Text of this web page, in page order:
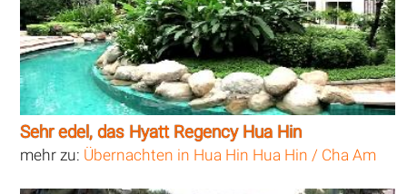
Sehr edel, das Hyatt Regency Hua Hin
mehr zu: Übernachten in Hua Hin Hua Hin / Cha Am